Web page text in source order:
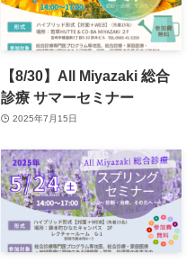
【8/30】All Miyazaki 総合
診療 サマーセミナー
2025年7月15日